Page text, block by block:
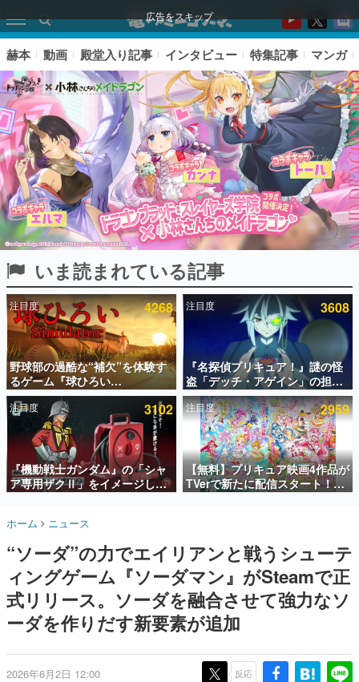
広告をスキップ
ピックアップ
電ファミのいま読まれている記事ランキング
アプリセール情報
インタビュー
連載・特集一覧
殿堂入り記事
SNS拡散数が数千以上！ ページビュー数万以上！ などな
ど。多くの人々に読まれた、電ファミ渾身の“殿堂入り”記
事をまとめました。
名作ゲームクリエイターの方々に製作時のエピソードをお
きます。
赫本
この物語を解いてはいけない。『赫本』は、〈試験問題〉
の形をした短編ホラー小説集です。
これからのデジタルゲーム市場を担う若きクリエイター達
の姿を追い、彼らのルーツと情熱を探っていきます。
赫本 動画 殿堂入り記事 インタビュー 特集記事 マンガ
いま読まれている記事
注目度 4268
野球部の過酷な“補欠”を体験す
るゲーム『球ひろい
Simulator』が「1件」のウィッ
シュリストをもとにチェコ語に
対応しSNSで話題に。『キング
ダム・カム』開発元やチェコの
プロ野球選手から称賛の声
注目度 3608
『名探偵プリキュア！』謎の怪
盗「デッチ・アゲイン」の担当
キャストは天﨑滉平さんと判
明。『Re:ゼロから始める異世
界生活』オットー役、『ヒプノ
シスマイク』山田三郎役など
注目度 3102
『機動戦士ガンダム』の「シャ
ア専用ザクⅡ」をイメージした
散水ホースリールが予約開始。
ークやジオン公国軍のエンブレ
注目度 2959
【無料】プリキュア映画4作品が
TVerで新たに配信スタート！な
んと2018年～2024年の映画ほぼ
ホーム ニュース
“ソーダ”の力でエイリアンと戦うシューテ
ィングゲーム『ソーダマン』がSteamで正
式リリース。ソーダを融合させて強力なソ
ーダを作りだす新要素が追加
2026年6月2日 12:00 反応